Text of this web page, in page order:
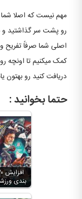
مهم نیست که اصلا شما
رو پشت سر گذاشتید
اصلی شما صرفاً
کمک میکنیم تا اونچه
دریافت کنید رو بهتون
حتما بخوانید :
بندی